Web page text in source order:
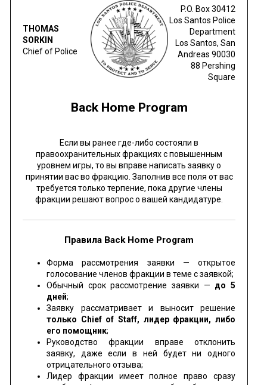
THOMAS
SORKIN
Chief of Police
P.O. Box 30412
Los Santos Police
Department
Los Santos, San
Andreas 90030
88 Pershing
Square
Back Home Program
Если вы ранее где-либо состояли в
правоохранительных фракциях с повышенным
уровнем игры, то вы вправе написать заявку о
принятии вас во фракцию. Заполнив все поля от вас
требуется только терпение, пока другие члены
фракции решают вопрос о вашей кандидатуре.
Правила Back Home Program
Форма рассмотрения заявки — открытое
голосование членов фракции в теме с заявкой;
Обычный срок рассмотрение заявки — до 5
дней;
Заявку рассматривает и выносит решение
только Chief of Staff, лидер фракции, либо
его помощник;
Руководство фракции вправе отклонить
заявку, даже если в ней будет ни одного
отрицательного отзыва;
Лидер фракции имеет полное право сразу